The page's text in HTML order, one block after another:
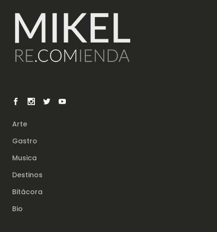
Arte
Gastro
Musica
Destinos
Bitácora
Bio